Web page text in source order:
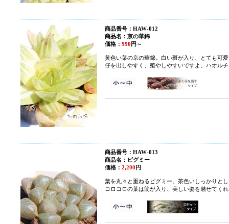
商品番号：HAW-012
商品名：京の華錦
価格： 990 円～
黄色い葉の京の華錦。白い斑が入り、とても可
仔を出しやすく、殖やしやすいですよ。ハオル
商品番号：HAW-013
商品名：ピグミー
価格： 2,200 円
葉を丸々と重ねるピグミー。茶色いしっかりと
コロコロの葉は筋が入り、美しい姿を魅せてく